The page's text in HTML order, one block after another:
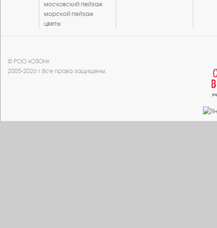
московский пейзаж
морской пейзаж
цветы
© РОО «ОЗОН»
2005-2026 г. Все права защищены.